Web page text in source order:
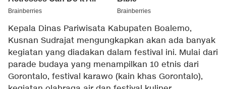
Kepala Dinas Pariwisata Kabupaten Boalemo,
Kusnan Sudrajat mengungkapkan akan ada banyak
kegiatan yang diadakan dalam festival ini. Mulai dari
parade budaya yang menampilkan 10 etnis dari
Gorontalo, festival karawo (kain khas Gorontalo),